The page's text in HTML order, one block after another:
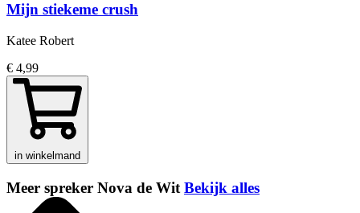
Mijn stiekeme crush
Katee Robert
€ 4,99
in winkelmand
Meer spreker Nova de Wit Bekijk alles